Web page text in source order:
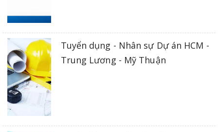
Tuyển dụng - Nhân sự Dự án HCM -
Trung Lương - Mỹ Thuận